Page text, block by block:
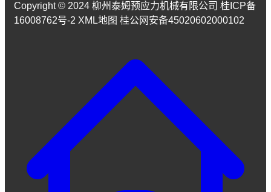
Copyright © 2024 柳州泰姆预应力机械有限公司 桂ICP备
16008762号-2 XML地图 桂公网安备45020602000102